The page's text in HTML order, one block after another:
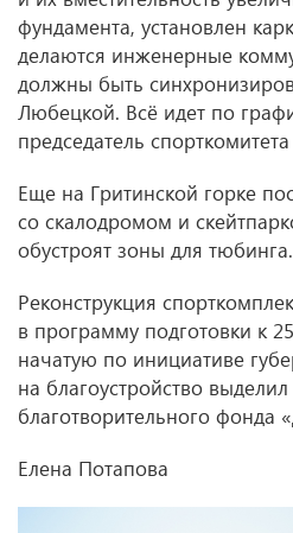
фундамента, установлен
делаются инженерные
должны быть
Любецкой. Всё идет по
председатель
Еще на Гритинской горке
со скалодромом и
обустроят зоны для тюбинга.
Реконструкция
в программу подготовки к
начатую по инициативе
на благоустройство
благотворительного фонда
Елена Потапова